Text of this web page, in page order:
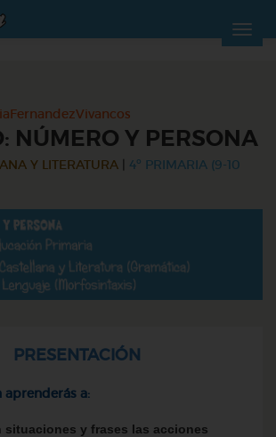
NÚMERO Y PERSONA
Y LITERATURA
4º PRIMARIA (9-10
PRESENTACIÓN
aprenderás a:
situaciones y frases las acciones